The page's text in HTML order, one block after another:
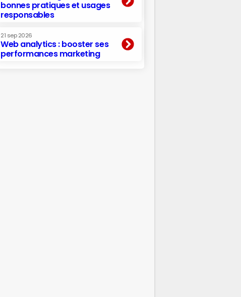
bonnes pratiques et usages
responsables
21 sep 2026
Web analytics : booster ses
performances marketing